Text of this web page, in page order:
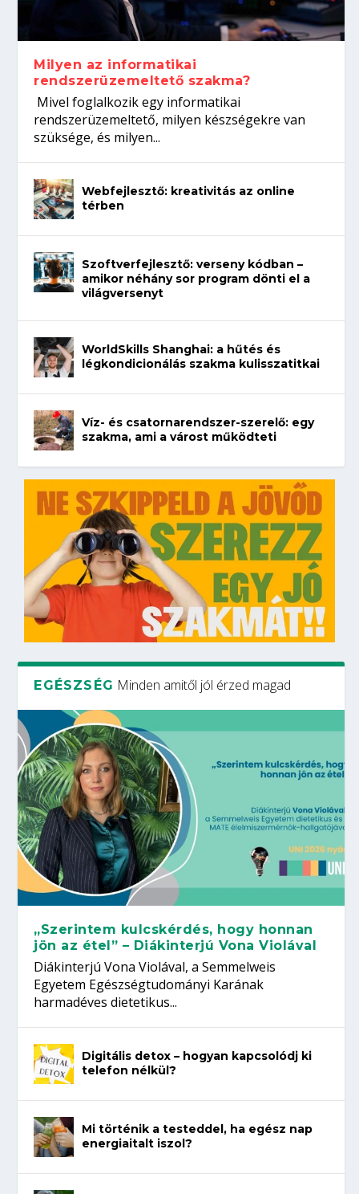
koffeinről?
Így növelheted az esélyedet az
állásinterjúra...
Tanulj szakmát!
Milyen az informatikai
rendszerüzemeltető szakma?
Mivel foglalkozik egy informatikai
rendszerüzemeltető, milyen készségekre van
szüksége, és milyen...
Webfejlesztő: kreativitás az online
térben
Szoftverfejlesztő: verseny kódban –
amikor néhány sor program dönti el a
világversenyt
WorldSkills Shanghai: a hűtés és
légkondicionálás szakma kulisszatitkai
Víz- és csatornarendszer-szerelő: egy
szakma, ami a várost működteti
EGÉSZSÉG Minden amitől jól érzed magad
„Szerintem kulcskérdés, hogy honnan
jön az étel” – Diákinterjú Vona Violával
Diákinterjú Vona Violával, a Semmelweis
Egyetem Egészségtudományi Karának
harmadéves dietetikus...
Digitális detox – hogyan kapcsolódj ki
telefon nélkül?
Mi történik a testeddel, ha egész nap
energiaitalt iszol?